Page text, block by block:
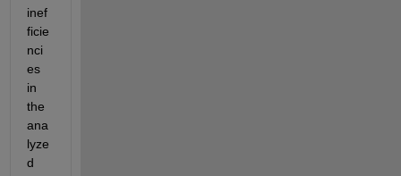
inef
ficie
nci
es
in
the
ana
lyze
d